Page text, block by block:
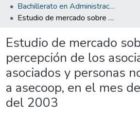
Bachillerato en Administración de Empresas
Estudio de mercado sobre la percepción de los asociados, ex asociados y personas no asociadas a asecoop, en el mes de noviembre del 2003
Estudio de mercado
percepción de los
asociados y personas
a asecoop, en el mes
del 2003